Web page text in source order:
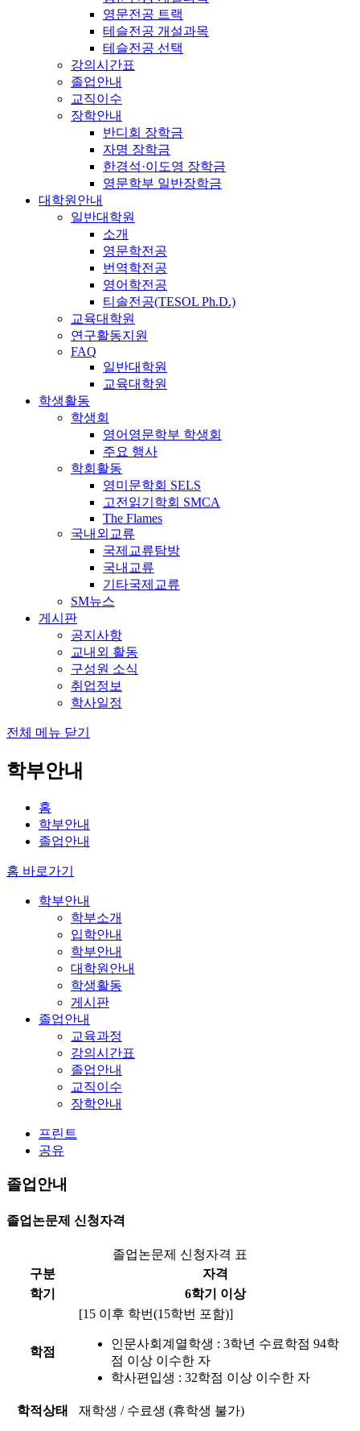
영문전공 트랙
테슬전공 개설과목
테슬전공 선택
강의시간표
졸업안내
교직이수
장학안내
반디회 장학금
자명 장학금
한경석·이도영 장학금
영문학부 일반장학금
대학원안내
일반대학원
소개
영문학전공
번역학전공
영어학전공
티솔전공(TESOL Ph.D.)
교육대학원
연구활동지원
FAQ
일반대학원
교육대학원
학생활동
학생회
영어영문학부 학생회
주요 행사
학회활동
영미문학회 SELS
고전읽기학회 SMCA
The Flames
국내외교류
국제교류탐방
국내교류
기타국제교류
SM뉴스
게시판
공지사항
교내외 활동
구성원 소식
취업정보
학사일정
전체 메뉴 닫기
학부안내
홈
학부안내
졸업안내
홈 바로가기
학부안내
학부소개
입학안내
학부안내
대학원안내
학생활동
게시판
졸업안내
교육과정
강의시간표
졸업안내
교직이수
장학안내
프린트
공유
졸업안내
졸업논문제 신청자격
졸업논문제 신청자격 표
구분
자격
학기
6학기 이상
학점
[15 이후 학번(15학번 포함)]
인문사회계열학생 : 3학년 수료학점 94학
점 이상 이수한 자
학사편입생 : 32학점 이상 이수한 자
학적상태 재학생 / 수료생 (휴학생 불가)